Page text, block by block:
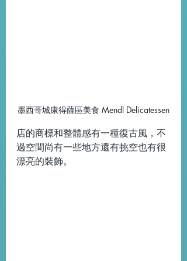
墨西哥城康得薩區美食 Mendl Delicatessen
店的商標和整體感有一種復古風，不
過空間尚有一些地方還有挑空也有很
漂亮的裝飾。